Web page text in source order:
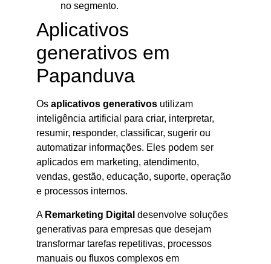
no segmento.
Aplicativos
generativos em
Papanduva
Os aplicativos generativos utilizam
inteligência artificial para criar, interpretar,
resumir, responder, classificar, sugerir ou
automatizar informações. Eles podem ser
aplicados em marketing, atendimento,
vendas, gestão, educação, suporte, operação
e processos internos.
A Remarketing Digital desenvolve soluções
generativas para empresas que desejam
transformar tarefas repetitivas, processos
manuais ou fluxos complexos em